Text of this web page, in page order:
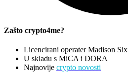
Zašto crypto4me?
Licencirani operater Madison Six
U skladu s MiCA i DORA
Najnovije crypto novosti